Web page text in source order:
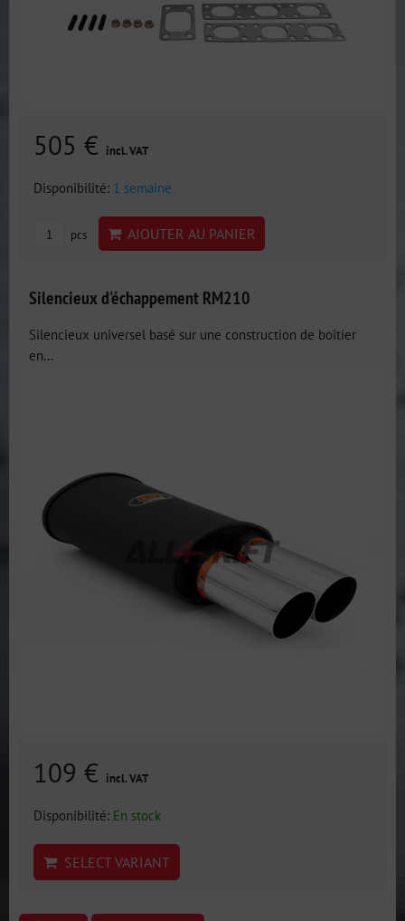
505 € incl. VAT
Disponibilité: 1 semaine
pcs AJOUTER AU PANIER
Silencieux d'échappement RM210
Silencieux universel basé sur une construction de boîtier
en...
109 € incl. VAT
Disponibilité: En stock
SELECT VARIANT